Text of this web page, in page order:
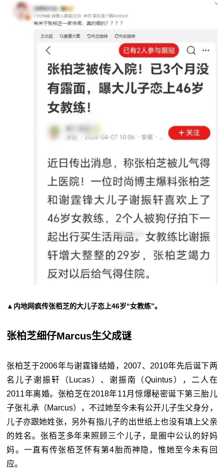
▲内地网疯传张栢芝的大儿子恋上46岁“女教练”。
张柏芝细仔Marcus生父成谜
张柏芝于2006年与谢霆锋结婚，2007、2010年先后诞下两
名儿子谢振轩（Lucas）、谢振南（Quintus），二人在
2011年离婚。张柏芝在2018年11月惊爆秘密诞下第三胎儿
子张礼承（Marcus），不过她至今未有公开儿子生父身分，
儿子亦跟她姓张，另外有指儿子的出世纸上也没有填上父亲
的姓名。张栢芝多年来照顾三个儿子，是圈中公认的好妈
妈。一直有传张栢芝怀有第4胎而神隐，惟她至今未有回
应。